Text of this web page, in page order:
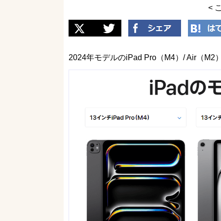
<
2024年モデルのiPad Pro（M4）/ Air（M2